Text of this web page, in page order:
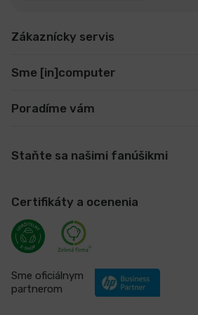
Zákaznícky servis
Sme [in]computer
Poradíme vám
Staňte sa našimi fanúšikmi
Certifikáty a ocenenia
Sme oficiálnym
partnerom